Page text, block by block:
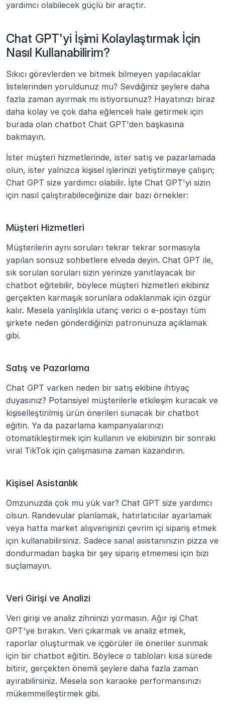
yardımcı olabilecek güçlü bir araçtır.
Chat GPT'yi İşimi Kolaylaştırmak İçin
Nasıl Kullanabilirim?
Sıkıcı görevlerden ve bitmek bilmeyen yapılacaklar
listelerinden yoruldunuz mu? Sevdiğiniz şeylere daha
fazla zaman ayırmak mı istiyorsunuz? Hayatınızı biraz
daha kolay ve çok daha eğlenceli hale getirmek için
burada olan chatbot Chat GPT'den başkasına
bakmayın.
İster müşteri hizmetlerinde, ister satış ve pazarlamada
olun, ister yalnızca kişisel işlerinizi yetiştirmeye çalışın;
Chat GPT size yardımcı olabilir. İşte Chat GPT'yi sizin
için nasıl çalıştırabileceğinize dair bazı örnekler:
Müşteri Hizmetleri
Müşterilerin aynı soruları tekrar tekrar sormasıyla
yapılan sonsuz sohbetlere elveda deyin. Chat GPT ile,
sık sorulan soruları sizin yerinize yanıtlayacak bir
chatbot eğitebilir, böylece müşteri hizmetleri ekibiniz
gerçekten karmaşık sorunlara odaklanmak için özgür
kalır. Mesela yanlışlıkla utanç verici o e-postayı tüm
şirkete neden gönderdiğinizi patronunuza açıklamak
gibi.
Satış ve Pazarlama
Chat GPT varken neden bir satış ekibine ihtiyaç
duyasınız? Potansiyel müşterilerle etkileşim kuracak ve
kişiselleştirilmiş ürün önerileri sunacak bir chatbot
eğitin. Ya da pazarlama kampanyalarınızı
otomatikleştirmek için kullanın ve ekibinizin bir sonraki
viral TikTok için çalışmasına zaman kazandırın.
Kişisel Asistanlık
Omzunuzda çok mu yük var? Chat GPT size yardımcı
olsun. Randevular planlamak, hatırlatıcılar ayarlamak
veya hatta market alışverişinizi çevrim içi sipariş etmek
için kullanabilirsiniz. Sadece sanal asistanınızın pizza ve
dondurmadan başka bir şey sipariş etmemesi için bizi
suçlamayın.
Veri Girişi ve Analizi
Veri girişi ve analiz zihninizi yormasın. Ağır işi Chat
GPT'ye bırakın. Veri çıkarmak ve analiz etmek,
raporlar oluşturmak ve içgörüler ile öneriler sunmak
için bir chatbot eğitin. Böylece o tabloları kısa sürede
bitirir, gerçekten önemli şeylere daha fazla zaman
ayırabilirsiniz. Mesela son karaoke performansınızı
mükemmelleştirmek gibi.